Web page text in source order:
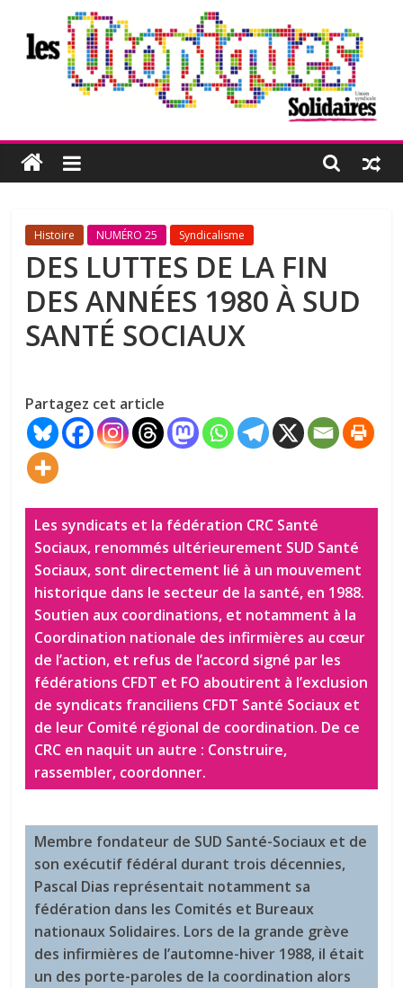
contenu
Les
Utopiques
Revue
réflexion
éditée
par
l'Union
Histoire NUMÉRO 25 Syndicalisme
DES LUTTES DE LA FIN
DES ANNÉES 1980 À SUD
SANTÉ SOCIAUX
Partagez cet article
Les syndicats et la fédération CRC Santé
Sociaux, renommés ultérieurement SUD Santé
Sociaux, sont directement lié à un mouvement
historique dans le secteur de la santé, en 1988.
Soutien aux coordinations, et notamment à la
Coordination nationale des infirmières au cœur
de l’action, et refus de l’accord signé par les
fédérations CFDT et FO aboutirent à l’exclusion
de syndicats franciliens CFDT Santé Sociaux et
de leur Comité régional de coordination. De ce
CRC en naquit un autre : Construire,
rassembler, coordonner.
Membre fondateur de SUD Santé-Sociaux et de
son exécutif fédéral durant trois décennies,
Pascal Dias représentait notamment sa
fédération dans les Comités et Bureaux
nationaux Solidaires. Lors de la grande grève
des infirmières de l’automne-hiver 1988, il était
un des porte-paroles de la coordination alors